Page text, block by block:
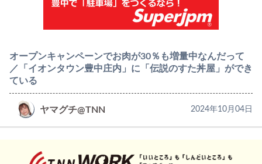
オープンキャンペーンでお肉が30％も増量中なんだって
／「イオンタウン豊中庄内」に「伝説のすた丼屋」ができ
ている
ヤマグチ@TNN 2024年10月04日